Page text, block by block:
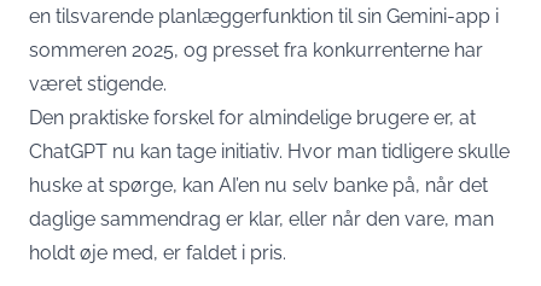
en tilsvarende planlæggerfunktion til sin Gemini-app i
sommeren 2025, og presset fra konkurrenterne har
været stigende.
Den praktiske forskel for almindelige brugere er, at
ChatGPT nu kan tage initiativ. Hvor man tidligere skulle
huske at spørge, kan AI’en nu selv banke på, når det
daglige sammendrag er klar, eller når den vare, man
holdt øje med, er faldet i pris.